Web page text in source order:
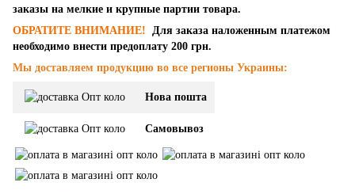
заказы на мелкие и крупные партии товара.
ОБРАТИТЕ ВНИМАНИЕ!
Для заказа наложенным платежом
необходимо внести предоплату 200 грн.
Мы доставляем продукцию во все регионы Украины:
Нова пошта
Самовывоз